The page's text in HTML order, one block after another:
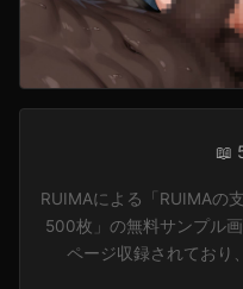
📖
RUIMAによる「RUIMAの
500枚」の無料サンプル
ページ収録されており